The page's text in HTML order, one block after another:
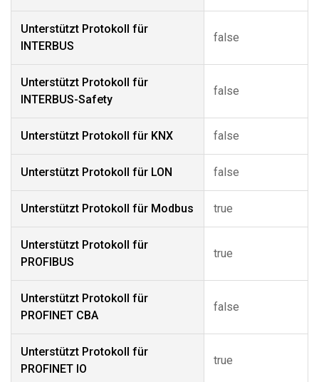
Unterstützt Protokoll für
INTERBUS
false
Unterstützt Protokoll für
INTERBUS-Safety
false
Unterstützt Protokoll für KNX false
Unterstützt Protokoll für LON false
Unterstützt Protokoll für Modbus true
Unterstützt Protokoll für
PROFIBUS
true
Unterstützt Protokoll für
PROFINET CBA
false
Unterstützt Protokoll für
PROFINET IO
true